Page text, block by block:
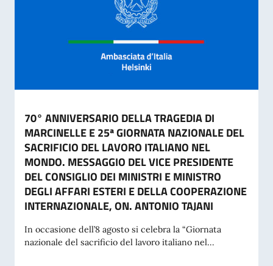
70° ANNIVERSARIO DELLA TRAGEDIA DI
MARCINELLE E 25ª GIORNATA NAZIONALE DEL
SACRIFICIO DEL LAVORO ITALIANO NEL
MONDO. MESSAGGIO DEL VICE PRESIDENTE
DEL CONSIGLIO DEI MINISTRI E MINISTRO
DEGLI AFFARI ESTERI E DELLA COOPERAZIONE
INTERNAZIONALE, ON. ANTONIO TAJANI
In occasione dell’8 agosto si celebra la “Giornata
nazionale del sacrificio del lavoro italiano nel...